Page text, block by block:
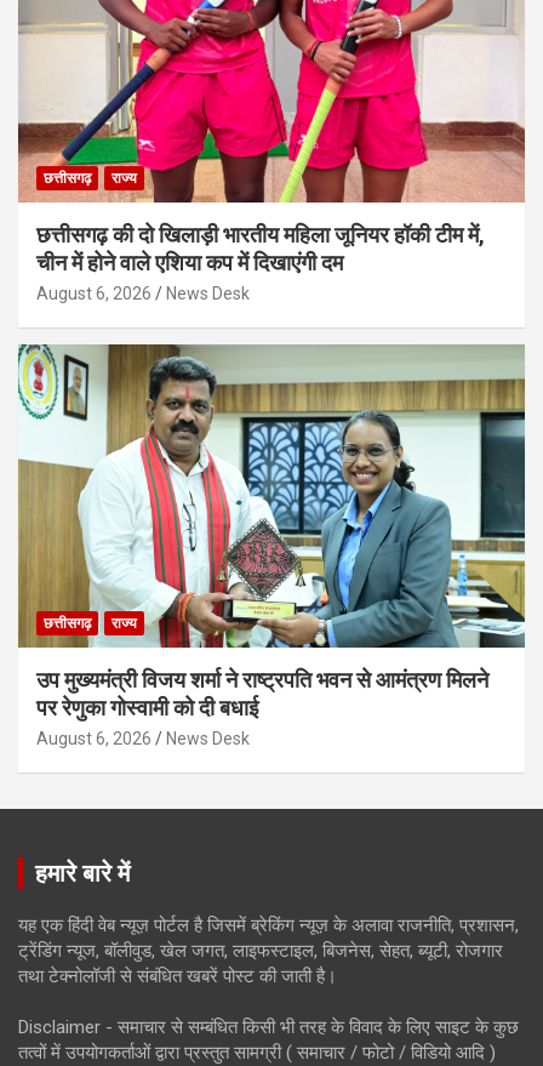
छत्तीसगढ़ राज्य
छत्तीसगढ़ की दो खिलाड़ी भारतीय महिला जूनियर हॉकी टीम में,
चीन में होने वाले एशिया कप में दिखाएंगी दम
August 6, 2026 News Desk
छत्तीसगढ़ राज्य
उप मुख्यमंत्री विजय शर्मा ने राष्ट्रपति भवन से आमंत्रण मिलने
पर रेणुका गोस्वामी को दी बधाई
August 6, 2026 News Desk
हमारे बारे में
यह एक हिंदी वेब न्यूज़ पोर्टल है जिसमें ब्रेकिंग न्यूज़ के अलावा राजनीति, प्रशासन,
ट्रेंडिंग न्यूज, बॉलीवुड, खेल जगत, लाइफस्टाइल, बिजनेस, सेहत, ब्यूटी, रोजगार
तथा टेक्नोलॉजी से संबंधित खबरें पोस्ट की जाती है।
Disclaimer - समाचार से सम्बंधित किसी भी तरह के विवाद के लिए साइट के कुछ
तत्वों में उपयोगकर्ताओं द्वारा प्रस्तुत सामग्री ( समाचार / फोटो / विडियो आदि )